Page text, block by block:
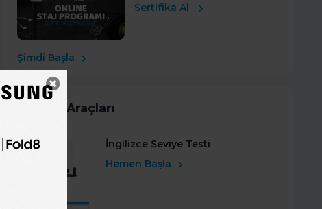
Sertifika Al
Şimdi Başla
Kariyer Araçları
İngilizce Seviye Testi
Hemen Başla